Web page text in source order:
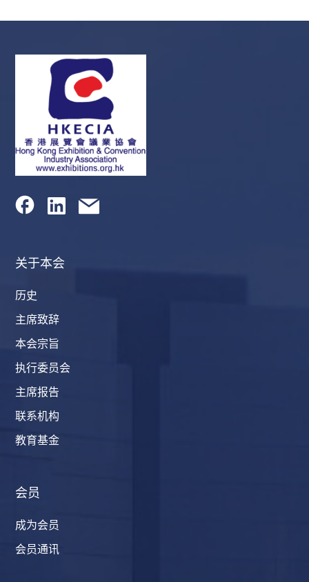
关于本会
历史
主席致辞
本会宗旨
执行委员会
主席报告
联系机构
教育基金
会员
成为会员
会员通讯